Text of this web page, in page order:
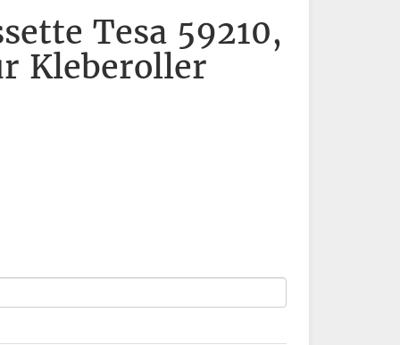
Tesa 59210,
Kleberoller